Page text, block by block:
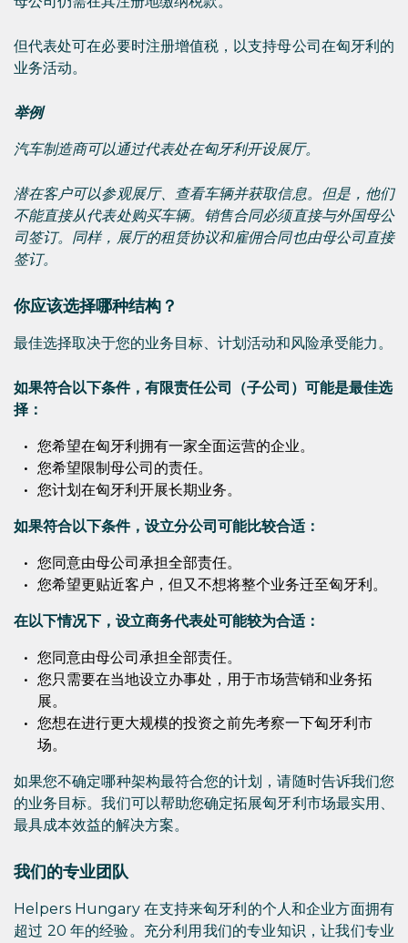
但代表处可在必要时注册增值税，以支持母公司在匈牙利的
业务活动。
举例
汽车制造商可以通过代表处在匈牙利开设展厅。
潜在客户可以参观展厅、查看车辆并获取信息。但是，他们
不能直接从代表处购买车辆。销售合同必须直接与外国母公
司签订。同样，展厅的租赁协议和雇佣合同也由母公司直接
签订。
你应该选择哪种结构？
最佳选择取决于您的业务目标、计划活动和风险承受能力。
如果符合以下条件，有限责任公司（子公司）可能是最佳选
择：
您希望在匈牙利拥有一家全面运营的企业。
您希望限制母公司的责任。
您计划在匈牙利开展长期业务。
如果符合以下条件，设立分公司可能比较合适：
您同意由母公司承担全部责任。
您希望更贴近客户，但又不想将整个业务迁至匈牙利。
在以下情况下，设立商务代表处可能较为合适：
您同意由母公司承担全部责任。
您只需要在当地设立办事处，用于市场营销和业务拓
展。
您想在进行更大规模的投资之前先考察一下匈牙利市
场。
如果您不确定哪种架构最符合您的计划，请随时告诉我们您
的业务目标。我们可以帮助您确定拓展匈牙利市场最实用、
最具成本效益的解决方案。
我们的专业团队
Helpers Hungary 在支持来匈牙利的个人和企业方面拥有
超过 20 年的经验。充分利用我们的专业知识，让我们专业